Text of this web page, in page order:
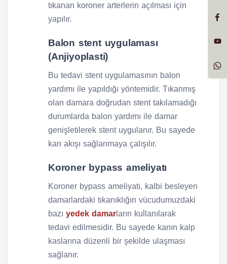
tıkanan koroner arterlerin açılması için
yapılır.
Balon stent uygulaması
(Anjiyoplasti)
Bu tedavi stent uygulamasının balon
yardımı ile yapıldığı yöntemidir. Tıkanmış
olan damara doğrudan stent takılamadığı
durumlarda balon yardımı ile damar
genişletilerek stent uygulanır. Bu sayede
kan akışı sağlanmaya çalışılır.
Koroner bypass ameliyatı
Koroner bypass ameliyatı, kalbi besleyen
damarlardaki tıkanıklığın vücudumuzdaki
bazı yedek damar ların kullanılarak
tedavi edilmesidir. Bu sayede kanın kalp
kaslarına düzenli bir şekilde ulaşması
sağlanır.